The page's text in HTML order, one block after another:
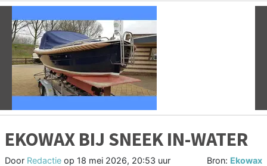
Vorige
EKOWAX BIJ SNEEK IN-WATER
Door Redactie op 18 mei 2026, 20:53 uur Bron: Ekowax